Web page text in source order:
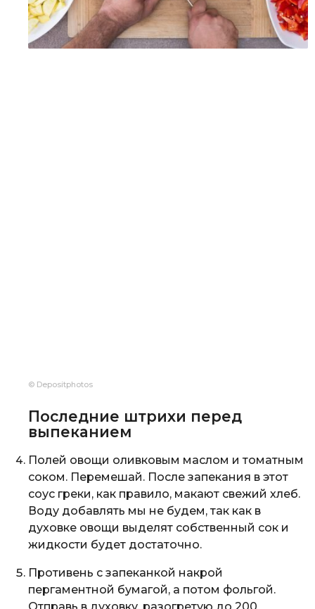
© Depositphotos
Последние штрихи перед
выпеканием
Полей овощи оливковым маслом и томатным
соком. Перемешай. После запекания в этот
соус греки, как правило, макают свежий хлеб.
Воду добавлять мы не будем, так как в
духовке овощи выделят собственный сок и
жидкости будет достаточно.
Противень с запеканкой накрой
пергаментной бумагой, а потом фольгой.